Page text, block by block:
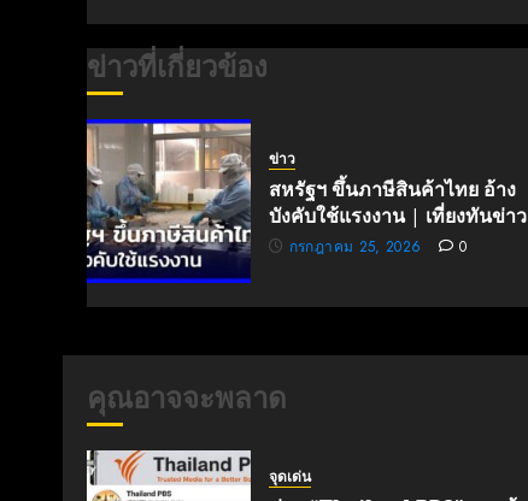
ข่าวที่เกี่ยวข้อง
ข่าว
สหรัฐฯ ขึ้นภาษีสินค้าไทย อ้าง
บังคับใช้แรงงาน | เที่ยงทันข่าว
กรกฎาคม 25, 2026 0
คุณอาจจะพลาด
จุดเด่น